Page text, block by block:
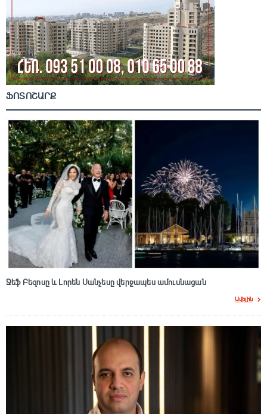
ՖՈՏՈՇԱՐՔ
Ջեֆ Բեզոսը և Լորեն Սանչեսը վերջապես ամուսնացան
Ավելին